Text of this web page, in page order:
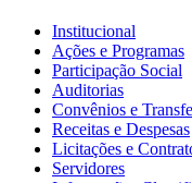
Institucional
Ações e Programas
Participação Social
Auditorias
Convênios e
Receitas e Despesas
Licitações e
Servidores